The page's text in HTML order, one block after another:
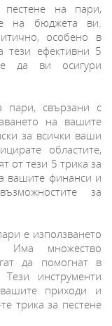
на пари,
на бюджета ви.
особено в
тези ефективни 5
да ви осигури
пари, свързани с
на вашите
за всички ваши
областите,
от тези 5 трика за
вашите финанси и
за
е използването
Има множество
да помогнат в
инструменти
приходи и
трика за пестене